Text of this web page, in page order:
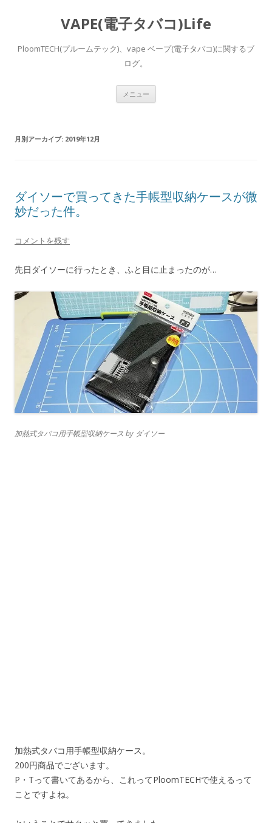
VAPE(電子タバコ)Life
PloomTECH(プルームテック)、vape ベープ(電子タバコ)に関するブ
ログ。
メニュー
月別アーカイブ: 2019年12月
ダイソーで買ってきた手帳型収納ケースが微
妙だった件。
コメントを残す
先日ダイソーに行ったとき、ふと目に止まったのが…
加熱式タバコ用手帳型収納ケース by ダイソー
加熱式タバコ用手帳型収納ケース。
200円商品でございます。
P・Tって書いてあるから、これってPloomTECHで使えるって
ことですよね。